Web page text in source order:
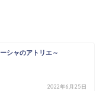
シャのアトリエ～
2022年6月25日